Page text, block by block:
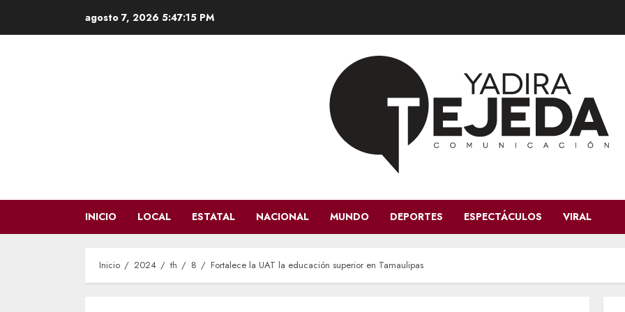
agosto 7, 2026 5:47:16 PM
INICIO LOCAL ESTATAL NACIONAL MUNDO DEPORTES ESPECTÁCULOS VIRAL
Inicio 2024 th 8 Fortalece la UAT la educación superior en Tamaulipas